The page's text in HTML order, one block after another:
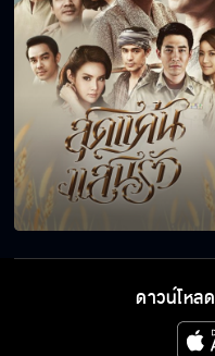
ดาวน์โหลด